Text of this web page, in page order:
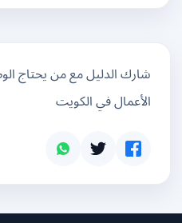
شارك الدليل مع من يحتاج الوصول
الأعمال في الكويت